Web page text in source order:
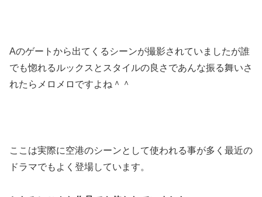
Aのゲートから出てくるシーンが撮影されていましたが誰
でも惚れるルックスとスタイルの良さであんな振る舞いさ
れたらメロメロですよね＾＾
ここは実際に空港のシーンとして使われる事が多く最近の
ドラマでもよく登場しています。